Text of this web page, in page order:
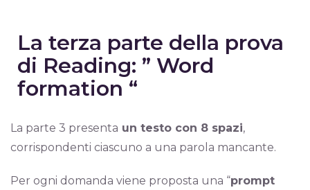
La terza parte della prova
di Reading: ” Word
formation “
La parte 3 presenta un testo con 8 spazi,
corrispondenti ciascuno a una parola mancante.
Per ogni domanda viene proposta una “prompt